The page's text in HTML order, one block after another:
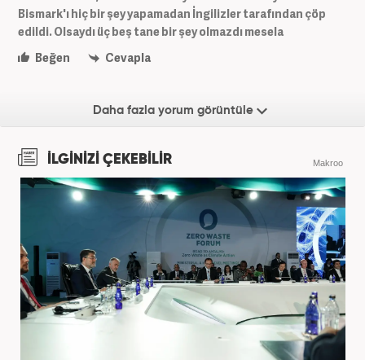
Bismark'ı hiç bir şey yapamadan İngilizler tarafından çöp
edildi. Olsaydı üç beş tane bir şey olmazdı mesela
Beğen
Cevapla
Daha fazla yorum görüntüle
İLGİNİZİ ÇEKEBİLİR Makroo